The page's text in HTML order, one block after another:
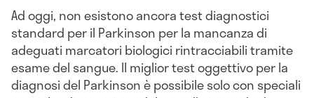
Ad oggi, non esistono ancora test diagnostici
standard per il Parkinson per la mancanza di
adeguati marcatori biologici rintracciabili tramite
esame del sangue. Il miglior test oggettivo per la
diagnosi del Parkinson è possibile solo con speciali